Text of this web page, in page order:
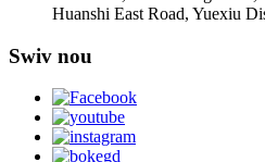
Huanshi East Road, Yuexiu
Swiv nou